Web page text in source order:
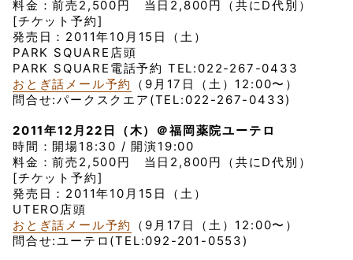
料金：前売2,500円 当日2,800円（共にD代別）
[チケット予約]
発売日：2011年10月15日（土）
PARK SQUARE店頭
PARK SQUARE電話予約 TEL:022-267-0433
おとぎ話メール予約
（9月17日（土）12:00〜）
問合せ:パークスクエア(TEL:022-267-0433)
2011年12月22日（木）＠福岡薬院ユーテロ
時間：開場18:30 / 開演19:00
料金：前売2,500円 当日2,800円（共にD代別）
[チケット予約]
発売日：2011年10月15日（土）
UTERO店頭
おとぎ話メール予約
（9月17日（土）12:00〜）
問合せ:ユーテロ(TEL:092-201-0553)